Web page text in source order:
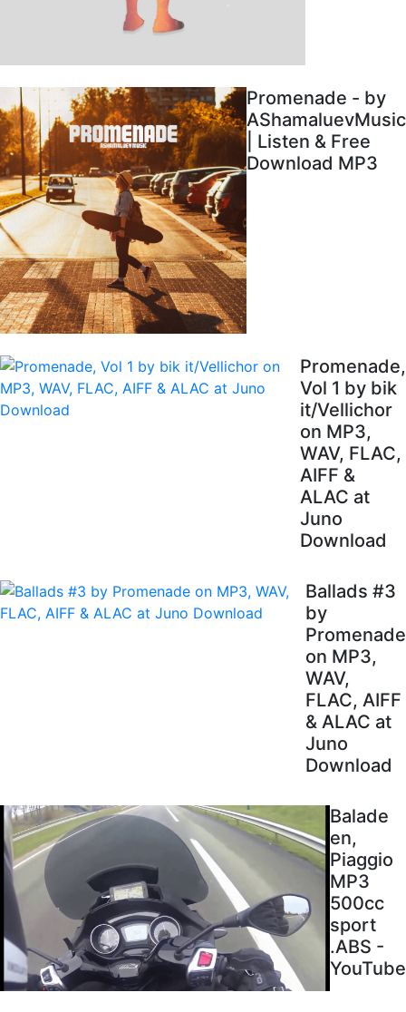
Promenade - by
AShamaluevMusic
| Listen & Free
Download MP3
Promenade,
Vol 1 by bik
it/Vellichor
on MP3,
WAV, FLAC,
AIFF &
ALAC at
Juno
Download
Ballads #3
by
Promenade
on MP3,
WAV,
FLAC, AIFF
& ALAC at
Juno
Download
Balade
en,
Piaggio
MP3
500cc
sport
.ABS -
YouTube